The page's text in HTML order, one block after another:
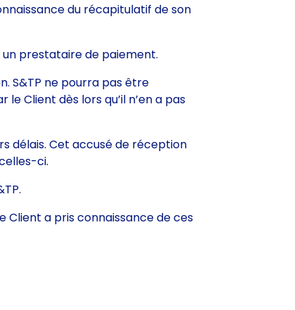
du récapitulatif de son
prestataire de paiement.
S&TP ne pourra pas être
Client dès lors qu’il n’en a pas
délais. Cet accusé de réception
ci.
Client a pris connaissance de ces